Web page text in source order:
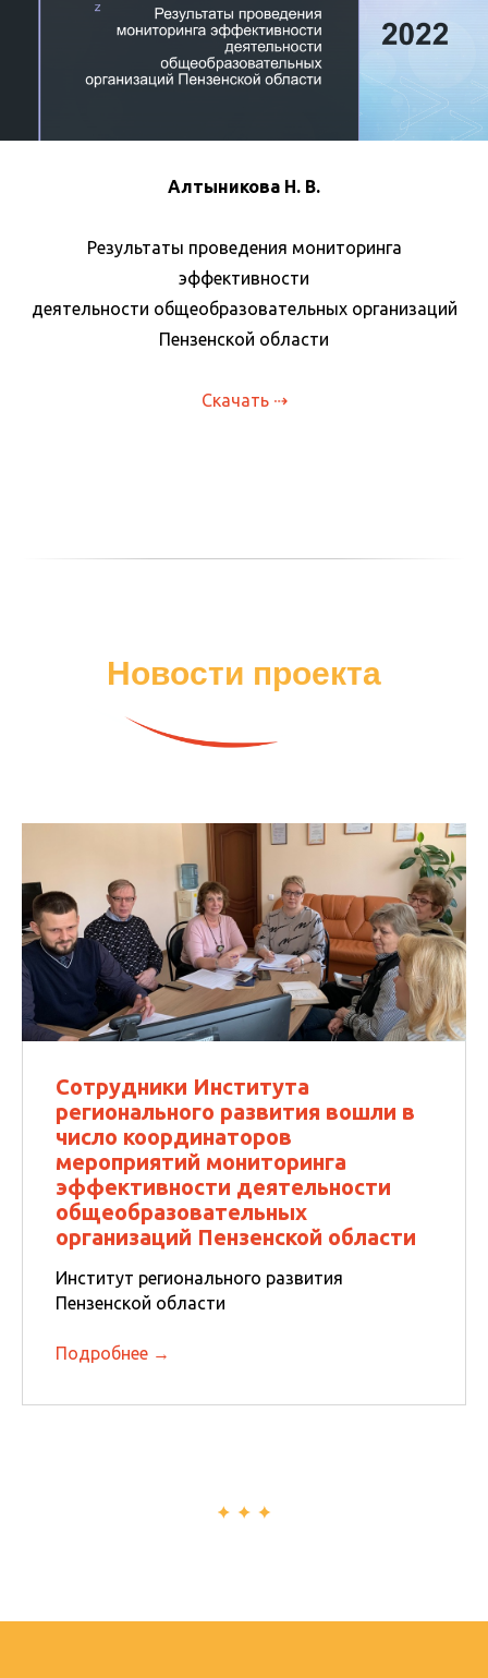
Алтыникова Н. В.
Результаты проведения мониторинга
эффективности
деятельности общеобразовательных организаций
Пензенской области
Скачать ⇢
Новости проекта
Сотрудники Института
регионального развития вошли в
число координаторов
мероприятий мониторинга
эффективности деятельности
общеобразовательных
организаций Пензенской области
Институт регионального развития
Пензенской области
Подробнее →